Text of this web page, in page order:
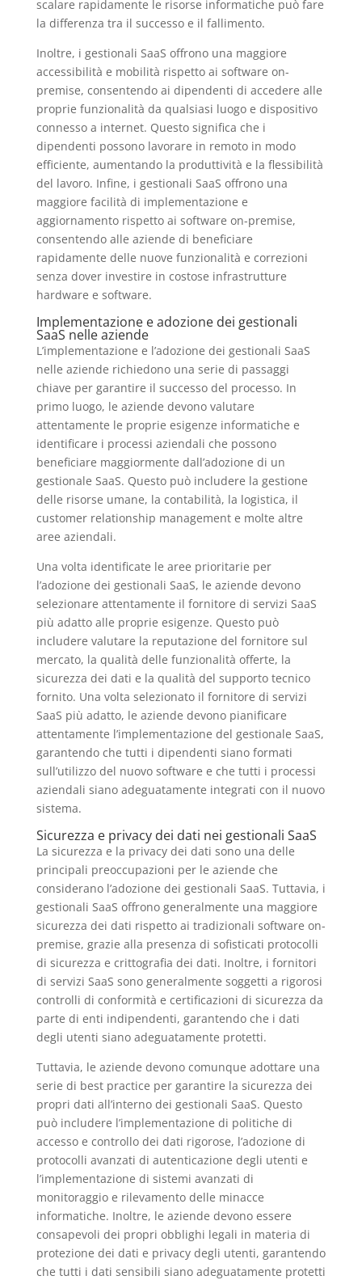
scalare rapidamente le risorse informatiche può fare
la differenza tra il successo e il fallimento.
Inoltre, i gestionali SaaS offrono una maggiore
accessibilità e mobilità rispetto ai software on-
premise, consentendo ai dipendenti di accedere alle
proprie funzionalità da qualsiasi luogo e dispositivo
connesso a internet. Questo significa che i
dipendenti possono lavorare in remoto in modo
efficiente, aumentando la produttività e la flessibilità
del lavoro. Infine, i gestionali SaaS offrono una
maggiore facilità di implementazione e
aggiornamento rispetto ai software on-premise,
consentendo alle aziende di beneficiare
rapidamente delle nuove funzionalità e correzioni
senza dover investire in costose infrastrutture
hardware e software.
Implementazione e adozione dei gestionali
SaaS nelle aziende
L’implementazione e l’adozione dei gestionali SaaS
nelle aziende richiedono una serie di passaggi
chiave per garantire il successo del processo. In
primo luogo, le aziende devono valutare
attentamente le proprie esigenze informatiche e
identificare i processi aziendali che possono
beneficiare maggiormente dall’adozione di un
gestionale SaaS. Questo può includere la gestione
delle risorse umane, la contabilità, la logistica, il
customer relationship management e molte altre
aree aziendali.
Una volta identificate le aree prioritarie per
l’adozione dei gestionali SaaS, le aziende devono
selezionare attentamente il fornitore di servizi SaaS
più adatto alle proprie esigenze. Questo può
includere valutare la reputazione del fornitore sul
mercato, la qualità delle funzionalità offerte, la
sicurezza dei dati e la qualità del supporto tecnico
fornito. Una volta selezionato il fornitore di servizi
SaaS più adatto, le aziende devono pianificare
attentamente l’implementazione del gestionale SaaS,
garantendo che tutti i dipendenti siano formati
sull’utilizzo del nuovo software e che tutti i processi
aziendali siano adeguatamente integrati con il nuovo
sistema.
Sicurezza e privacy dei dati nei gestionali SaaS
La sicurezza e la privacy dei dati sono una delle
principali preoccupazioni per le aziende che
considerano l’adozione dei gestionali SaaS. Tuttavia, i
gestionali SaaS offrono generalmente una maggiore
sicurezza dei dati rispetto ai tradizionali software on-
premise, grazie alla presenza di sofisticati protocolli
di sicurezza e crittografia dei dati. Inoltre, i fornitori
di servizi SaaS sono generalmente soggetti a rigorosi
controlli di conformità e certificazioni di sicurezza da
parte di enti indipendenti, garantendo che i dati
degli utenti siano adeguatamente protetti.
Tuttavia, le aziende devono comunque adottare una
serie di best practice per garantire la sicurezza dei
propri dati all’interno dei gestionali SaaS. Questo
può includere l’implementazione di politiche di
accesso e controllo dei dati rigorose, l’adozione di
protocolli avanzati di autenticazione degli utenti e
l’implementazione di sistemi avanzati di
monitoraggio e rilevamento delle minacce
informatiche. Inoltre, le aziende devono essere
consapevoli dei propri obblighi legali in materia di
protezione dei dati e privacy degli utenti, garantendo
che tutti i dati sensibili siano adeguatamente protetti